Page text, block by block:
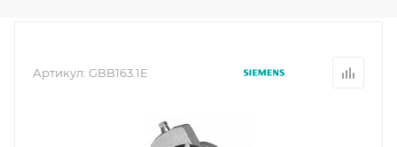
Артикул: GBB163.1E